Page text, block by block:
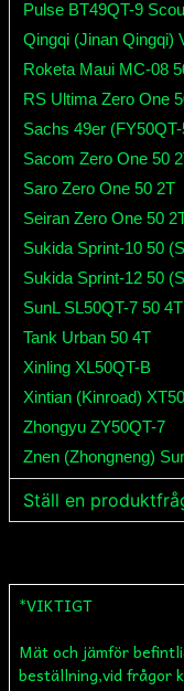
Pulse BT49QT-9
Qingqi (Jinan Qingqi)
Roketa Maui MC-08
RS Ultima Zero One
Sachs 49er (FY50QT-
Sacom Zero One 50
Saro Zero One 50 2T
Seiran Zero One 50
Sukida Sprint-10 50
Sukida Sprint-12 50
SunL SL50QT-7 50 4T
Tank Urban 50 4T
Xinling XL50QT-B
Xintian (Kinroad)
Zhongyu ZY50QT-7
Znen (Zhongneng)
Ställ en
name
Namn
*VIKTIGT
Mät och jämför
beställning,vid frågor